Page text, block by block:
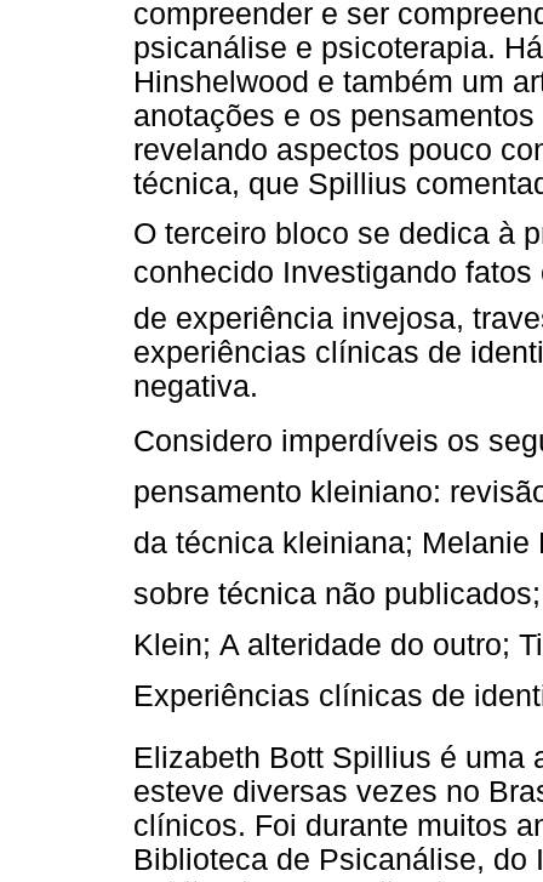
compreender e ser
psicanálise e psicoterapia.
Hinshelwood e também um
anotações e os
revelando aspectos pouco
técnica, que Spillius
O terceiro bloco se dedica à
conhecido Investigando
de experiência invejosa,
experiências clínicas de
negativa.
Considero imperdíveis os
pensamento kleiniano:
da técnica kleiniana;
sobre técnica não
Klein; A alteridade do outro;
Experiências clínicas de
Elizabeth Bott Spillius é uma
esteve diversas vezes no
clínicos. Foi durante muitos
Biblioteca de Psicanálise, do